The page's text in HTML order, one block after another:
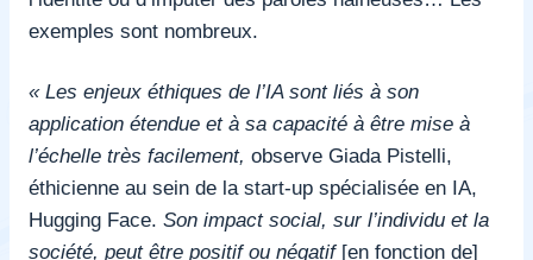
exemples sont nombreux.
« Les enjeux éthiques de l’IA sont liés à son
application étendue et à sa capacité à être mise à
l’échelle très facilement, observe Giada Pistelli,
éthicienne au sein de la start-up spécialisée en IA,
Hugging Face. Son impact social, sur l’individu et la
société, peut être positif ou négatif [en fonction de]